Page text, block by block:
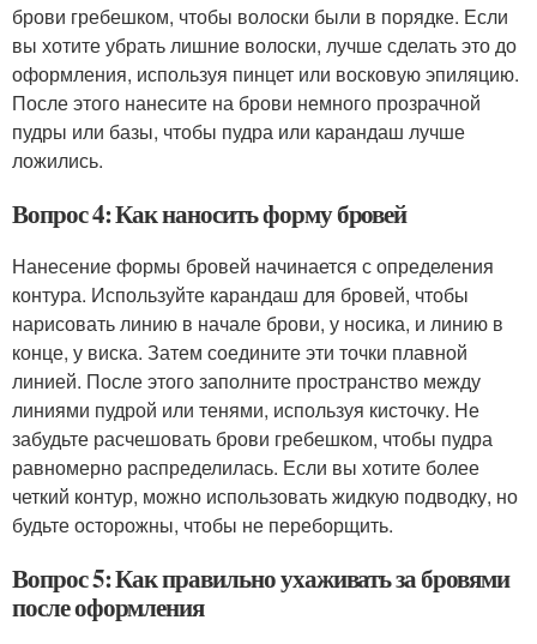
брови гребешком, чтобы волоски были в порядке. Если
вы хотите убрать лишние волоски, лучше сделать это до
оформления, используя пинцет или восковую эпиляцию.
После этого нанесите на брови немного прозрачной
пудры или базы, чтобы пудра или карандаш лучше
ложились.
Вопрос 4: Как наносить форму бровей
Нанесение формы бровей начинается с определения
контура. Используйте карандаш для бровей, чтобы
нарисовать линию в начале брови, у носика, и линию в
конце, у виска. Затем соедините эти точки плавной
линией. После этого заполните пространство между
линиями пудрой или тенями, используя кисточку. Не
забудьте расчешовать брови гребешком, чтобы пудра
равномерно распределилась. Если вы хотите более
четкий контур, можно использовать жидкую подводку, но
будьте осторожны, чтобы не переборщить.
Вопрос 5: Как правильно ухаживать за бровями
после оформления